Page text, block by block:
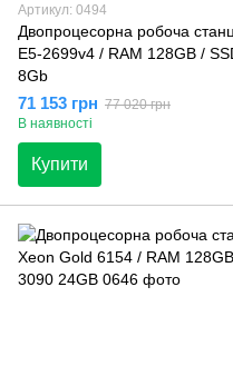
Артикул: 0494
Двопроцесорна робоча
E5-2699v4 / RAM 128GB /
8Gb
71 153 грн 77 020 грн
В наявності
Купити